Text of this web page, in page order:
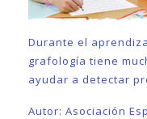
Durante el
grafología tiene
ayudar a detectar
Autor: Asociación